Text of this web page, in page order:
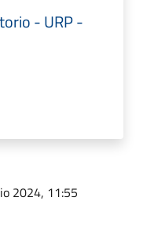
- URP -
2024, 11:55